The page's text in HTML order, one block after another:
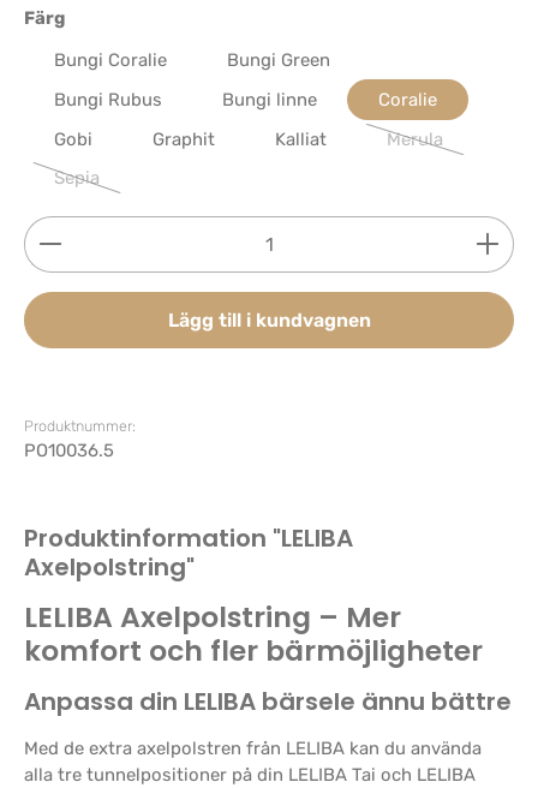
Välj
Färg
Bungi Coralie
Bungi Green
Bungi Rubus
Bungi linne
Coralie
Gobi
Graphit Kalliat Merula
(Det här
Sepia
(Det här alternativet är för närvarande inte tillgängligt.)
Produktkvantitet: Ange önskat belopp eller
Lägg till i kundvagnen
Produktnummer:
PO10036.5
Produktinformation "LELIBA
Axelpolstring"
LELIBA Axelpolstring – Mer
komfort och fler bärmöjligheter
Anpassa din LELIBA bärsele ännu bättre
Med de extra axelpolstren från LELIBA kan du använda
alla tre tunnelpositioner på din LELIBA Tai och LELIBA